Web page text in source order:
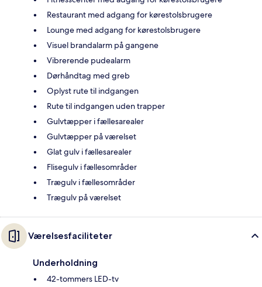
Restaurant med adgang for kørestolsbrugere
Lounge med adgang for kørestolsbrugere
Visuel brandalarm på gangene
Vibrerende pudealarm
Dørhåndtag med greb
Oplyst rute til indgangen
Rute til indgangen uden trapper
Gulvtæpper i fællesarealer
Gulvtæpper på værelset
Glat gulv i fællesarealer
Flisegulv i fællesområder
Trægulv i fællesområder
Trægulv på værelset
Værelsesfaciliteter
Underholdning
42-tommers LED-tv